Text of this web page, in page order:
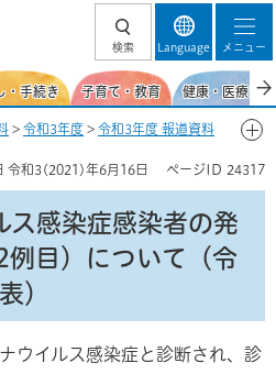
検索 Language メニュー
・手続き 子育て・教育 健康・医療・
> 令和3年度 > 令和3年度 報道資料
いて（令和3年6月16日発表）
令和3(2021)年6月16日 ページID 24317
ス感染症感染者の発
目）について（令
）
ウイルス感染症と診断され、診